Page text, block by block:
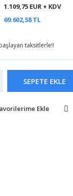
1.109,75 EUR + KDV
69.602,58 TL
taksitlerle!!
SEPETE EKLE